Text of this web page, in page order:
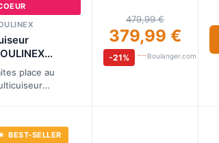
touch wifi
b
place au
prêts en
479,99 €
379,99 €
-21% Boulanger.com
BEST-SELLER